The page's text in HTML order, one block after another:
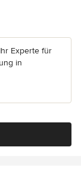
Experte für
in